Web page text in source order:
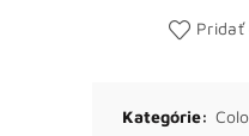
Pridať
Kategórie: